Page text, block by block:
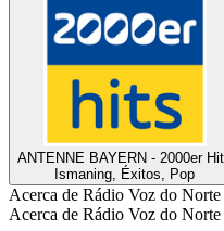
ANTENNE BAYERN - 2000er
Ismaning, Éxitos, Pop
Acerca de Rádio Voz do Norte
Acerca de Rádio Voz do Norte